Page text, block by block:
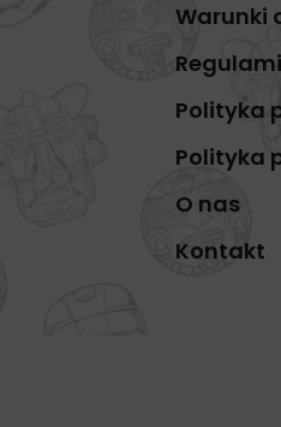
Warunki
Polityka
Polityka
O nas
Kontakt